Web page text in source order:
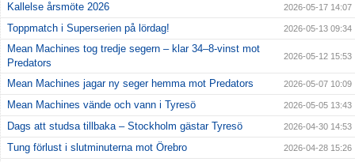
Kallelse årsmöte 2026 2026-05-17 14:07
Toppmatch i Superserien på lördag! 2026-05-13 09:34
Mean Machines tog tredje segern – klar 34–8-vinst mot
Predators
2026-05-12 15:53
Mean Machines jagar ny seger hemma mot Predators 2026-05-07 10:09
Mean Machines vände och vann i Tyresö 2026-05-05 13:43
Dags att studsa tillbaka – Stockholm gästar Tyresö 2026-04-30 14:53
Tung förlust i slutminuterna mot Örebro 2026-04-28 15:26